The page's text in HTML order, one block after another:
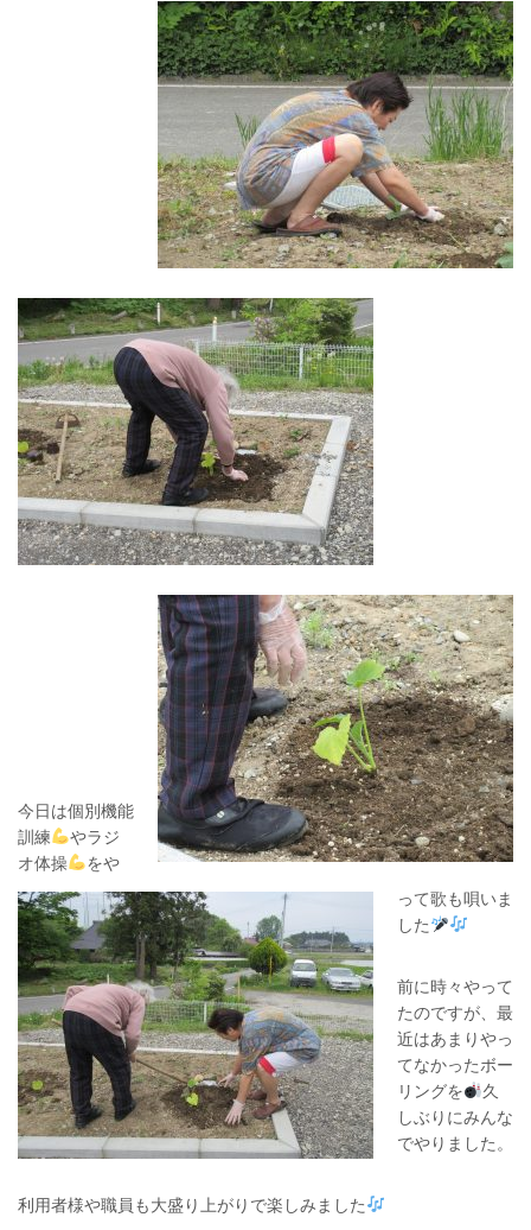
今日は個別機能
訓練
やラジ
オ体操
をや
って歌も唄いま
した
前に時々やって
たのですが、最
近はあまりやっ
てなかったボー
リングを
久
しぶりにみんな
でやりました。
利用者様や職員も大盛り上がりで楽しみました